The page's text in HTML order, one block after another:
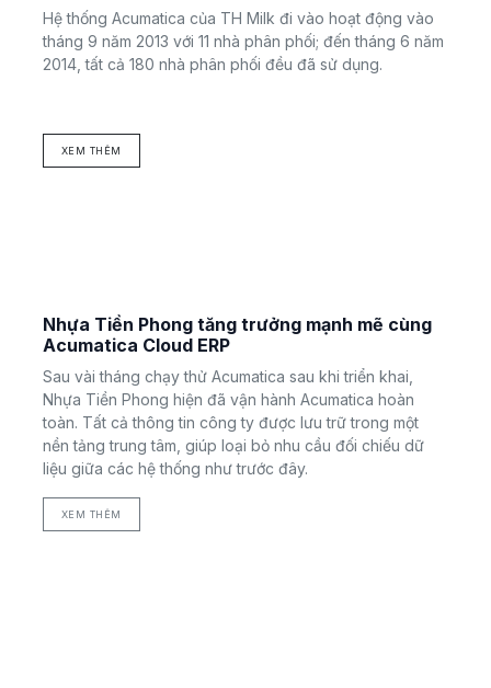
Hệ thống Acumatica của TH Milk đi vào hoạt động vào
tháng 9 năm 2013 với 11 nhà phân phối; đến tháng 6 năm
2014, tất cả 180 nhà phân phối đều đã sử dụng.
XEM THÊM
Nhựa Tiền Phong tăng trưởng mạnh mẽ cùng
Acumatica Cloud ERP
Sau vài tháng chạy thử Acumatica sau khi triển khai,
Nhựa Tiền Phong hiện đã vận hành Acumatica hoàn
toàn. Tất cả thông tin công ty được lưu trữ trong một
nền tảng trung tâm, giúp loại bỏ nhu cầu đối chiếu dữ
liệu giữa các hệ thống như trước đây.
XEM THÊM